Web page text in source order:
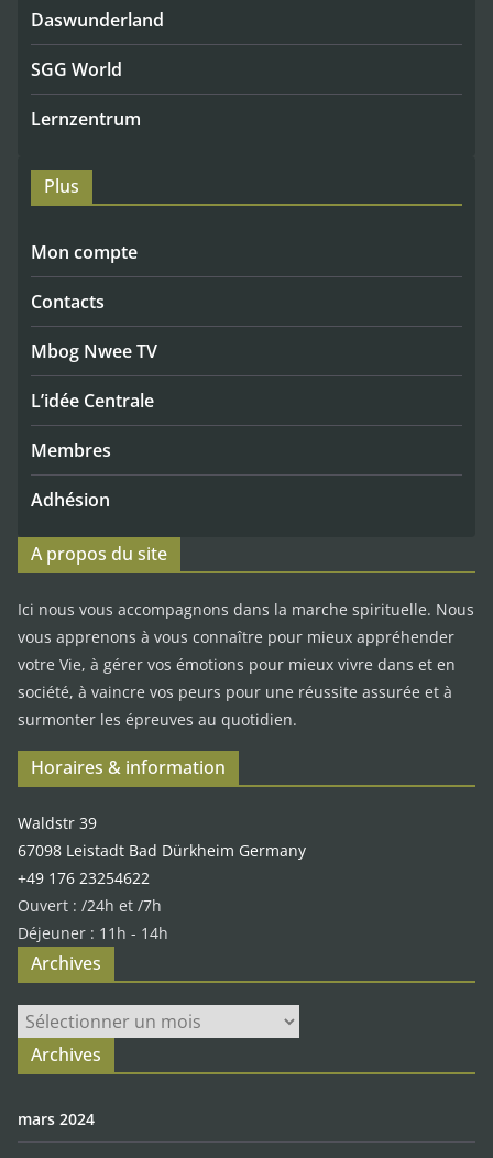
Daswunderland
SGG World
Lernzentrum
Plus
Mon compte
Contacts
Mbog Nwee TV
L’idée Centrale
Membres
Adhésion
A propos du site
Ici nous vous accompagnons dans la marche spirituelle. Nous
vous apprenons à vous connaître pour mieux appréhender
votre Vie, à gérer vos émotions pour mieux vivre dans et en
société, à vaincre vos peurs pour une réussite assurée et à
surmonter les épreuves au quotidien.
Horaires & information
Waldstr 39
67098 Leistadt Bad Dürkheim Germany
+49 176 23254622
Ouvert : /24h et /7h
Déjeuner : 11h - 14h
Archives
Archives
Archives
mars 2024